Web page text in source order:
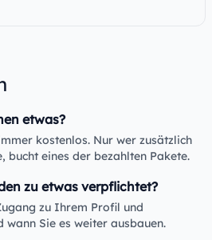
etwas?
kostenlos. Nur wer zusätzlich
bucht eines der bezahlten Pakete.
zu etwas verpflichtet?
zu Ihrem Profil und
wann Sie es weiter ausbauen.